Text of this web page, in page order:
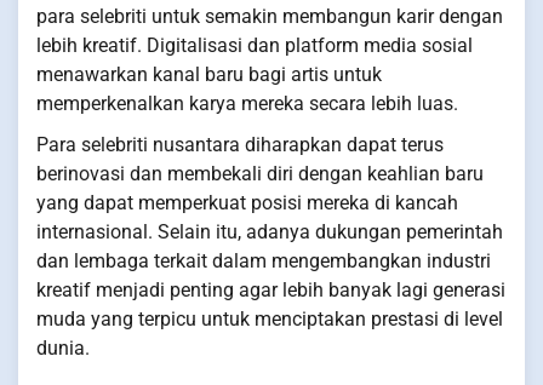
para selebriti untuk semakin membangun karir dengan
lebih kreatif. Digitalisasi dan platform media sosial
menawarkan kanal baru bagi artis untuk
memperkenalkan karya mereka secara lebih luas.
Para selebriti nusantara diharapkan dapat terus
berinovasi dan membekali diri dengan keahlian baru
yang dapat memperkuat posisi mereka di kancah
internasional. Selain itu, adanya dukungan pemerintah
dan lembaga terkait dalam mengembangkan industri
kreatif menjadi penting agar lebih banyak lagi generasi
muda yang terpicu untuk menciptakan prestasi di level
dunia.